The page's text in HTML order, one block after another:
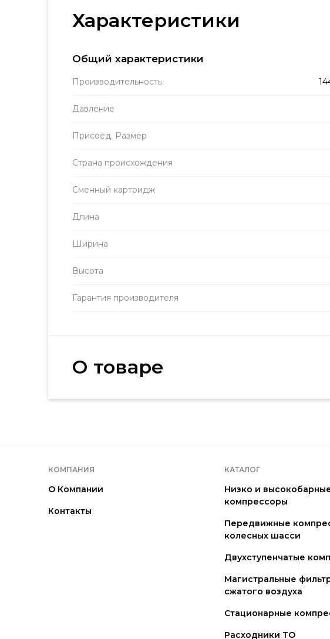
Характеристики
Общий характеристики
Производитель­ность
Давление
Присоед. Размер
Страна происхождения
Сменный картридж
Длина
Ширина
Высота
Гарантия производителя
О товаре
КОМПАНИЯ
О Компании
Контакты
КАТАЛОГ
Низко и
компрессоры
Передвижные
колесных шасси
Двухступенчатые
Магистральные
сжатого воздуха
Стационарные
Расходники ТО